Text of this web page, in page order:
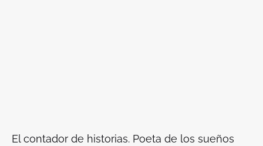
El contador de historias. Poeta de los sueños